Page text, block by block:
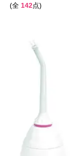
(全 142点)